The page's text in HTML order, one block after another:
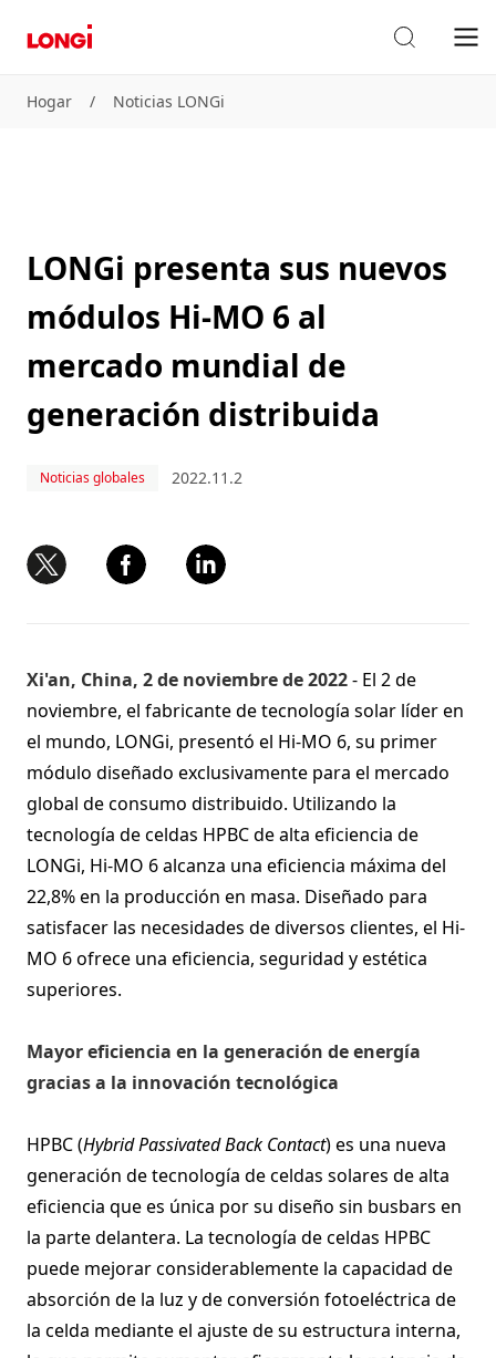
Hogar / Noticias LONGi
LONGi presenta sus nuevos
módulos Hi-MO 6 al
mercado mundial de
generación distribuida
Noticias globales 2022.11.2
Xi'an, China, 2 de noviembre de 2022- El 2 de
noviembre, el fabricante de tecnología solar líder en
el mundo, LONGi, presentó el Hi-MO 6, su primer
módulo diseñado exclusivamente para el mercado
global de consumo distribuido. Utilizando la
tecnología de celdas HPBC de alta eficiencia de
LONGi, Hi-MO 6 alcanza una eficiencia máxima del
22,8% en la producción en masa. Diseñado para
satisfacer las necesidades de diversos clientes, el Hi-
MO 6 ofrece una eficiencia, seguridad y estética
superiores.
Mayor eficiencia en la generación de energía
gracias a la innovación tecnológica
HPBC (Hybrid Passivated Back Contact) es una nueva
generación de tecnología de celdas solares de alta
eficiencia que es única por su diseño sin busbars en
la parte delantera. La tecnología de celdas HPBC
puede mejorar considerablemente la capacidad de
absorción de la luz y de conversión fotoeléctrica de
la celda mediante el ajuste de su estructura interna,